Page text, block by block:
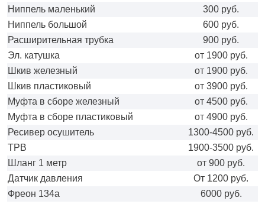
Ниппель маленький
300 руб.
Ниппель большой
600 руб.
Расширительная трубка
900 руб.
Эл. катушка
от 1900 руб.
Шкив железный
от 1900 руб.
Шкив пластиковый
от 3900 руб.
Муфта в сборе железный
от 4500 руб.
Муфта в сборе пластиковый
от 4900 руб.
Ресивер осушитель
1300-4500 руб.
ТРВ
1900-3500 руб.
Шланг 1 метр
от 900 руб.
Датчик давления
От 1200 руб.
Фреон 134а
6000 руб.